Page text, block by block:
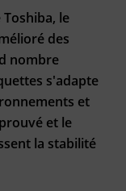
le
des
nombre
s'adapte
et
et le
la stabilité